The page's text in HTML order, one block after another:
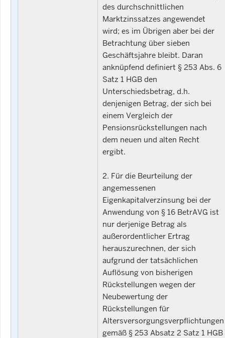
des durchschnittlichen
Marktzinssatzes angewendet
wird; es im Übrigen aber bei der
Betrachtung über sieben
Geschäftsjahre bleibt. Daran
anknüpfend definiert § 253 Abs. 6
Satz 1 HGB den
Unterschiedsbetrag, d.h.
denjenigen Betrag, der sich bei
einem Vergleich der
Pensionsrückstellungen nach
dem neuen und alten Recht
ergibt.
2. Für die Beurteilung der
angemessenen
Eigenkapitalverzinsung bei der
Anwendung von § 16 BetrAVG ist
nur derjenige Betrag als
außerordentlicher Ertrag
herauszurechnen, der sich
aufgrund der tatsächlichen
Auflösung von bisherigen
Rückstellungen wegen der
Neubewertung der
Rückstellungen für
Altersversorgungsverpflichtungen
gemäß § 253 Absatz 2 Satz 1 HGB